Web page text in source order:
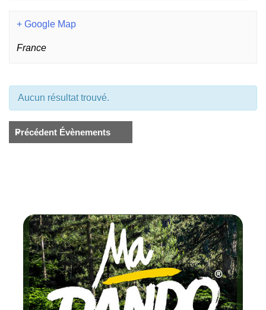
+ Google Map
France
Aucun résultat trouvé.
«
Précédent Évènements
Chaque